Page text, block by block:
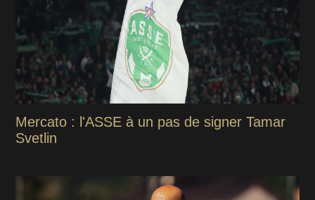
Mercato : l'ASSE à un pas de signer Tamar
Svetlin